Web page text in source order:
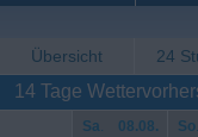
Übersicht 24
14 Tage
Sa. 08.08. So.